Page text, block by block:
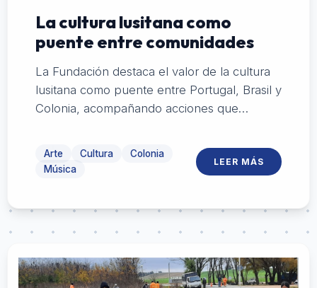
La cultura lusitana como
puente entre comunidades
La Fundación destaca el valor de la cultura
lusitana como puente entre Portugal, Brasil y
Colonia, acompañando acciones que
Arte Cultura
Colonia
Música
LEER MÁS